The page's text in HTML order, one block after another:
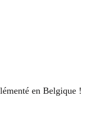
en Belgique !